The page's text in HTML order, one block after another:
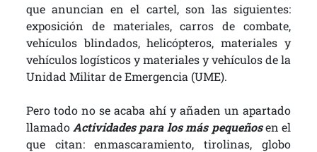
que anuncian en el cartel, son las siguientes:
exposición de materiales, carros de combate,
vehículos blindados, helicópteros, materiales y
vehículos logísticos y materiales y vehículos de la
Unidad Militar de Emergencia (UME).
Pero todo no se acaba ahí y añaden un apartado
llamadoActividades para los más pequeños en el
que citan: enmascaramiento, tirolinas, globo